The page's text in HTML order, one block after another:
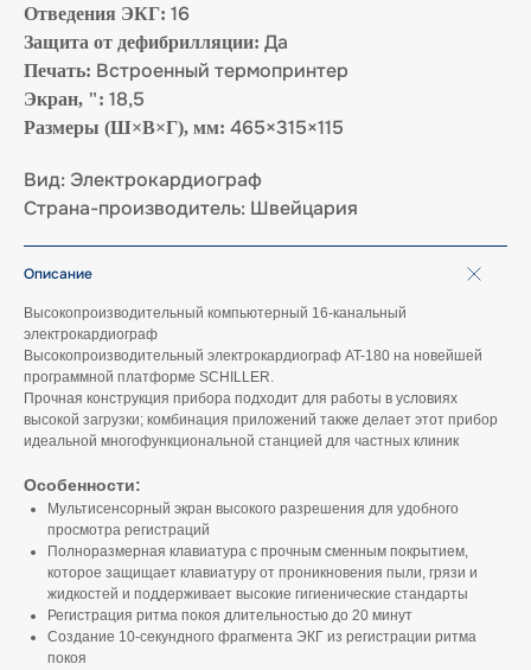
Отведения ЭКГ: 16
Защита от дефибрилляции: Да
Печать: Встроенный термопринтер
Экран, ": 18,5
Размеры (Ш×В×Г), мм: 465×315×115
Вид: Электрокардиограф
Страна-производитель: Швейцария
Описание
Высокопроизводительный компьютерный 16-канальный
электрокардиограф
Высокопроизводительный электрокардиограф AT-180 на новейшей
программной платформе SCHILLER.
Прочная конструкция прибора подходит для работы в условиях
высокой загрузки; комбинация приложений также делает этот прибор
идеальной многофункциональной станцией для частных клиник
Особенности:
Мультисенсорный экран высокого разрешения для удобного
просмотра регистраций
Полноразмерная клавиатура с прочным сменным покрытием,
которое защищает клавиатуру от проникновения пыли, грязи и
жидкостей и поддерживает высокие гигиенические стандарты
Регистрация ритма покоя длительностью до 20 минут
Создание 10-секундного фрагмента ЭКГ из регистрации ритма
покоя